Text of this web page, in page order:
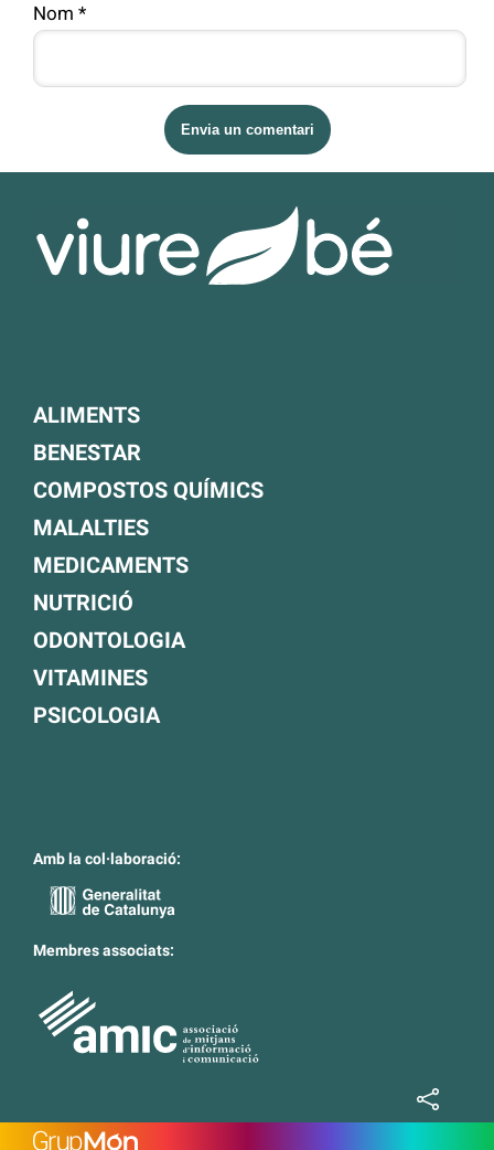
Nom *
ALIMENTS
BENESTAR
COMPOSTOS QUÍMICS
MALALTIES
MEDICAMENTS
NUTRICIÓ
ODONTOLOGIA
VITAMINES
PSICOLOGIA
Amb la col·laboració:
Membres associats: